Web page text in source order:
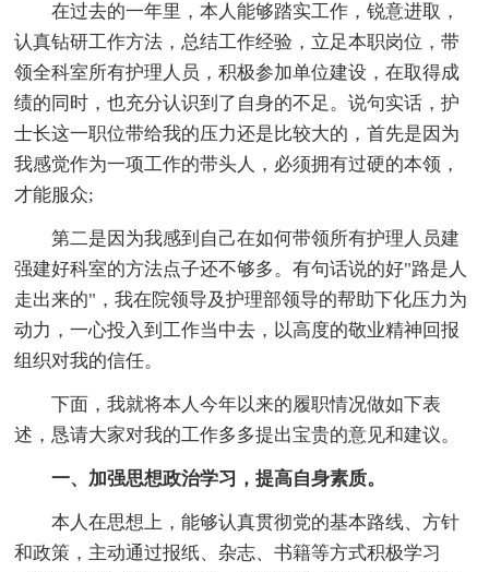
在过去的一年里，本人能够踏实工作，锐意进取，
认真钻研工作方法，总结工作经验，立足本职岗位，带
领全科室所有护理人员，积极参加单位建设，在取得成
绩的同时，也充分认识到了自身的不足。说句实话，护
士长这一职位带给我的压力还是比较大的，首先是因为
我感觉作为一项工作的带头人，必须拥有过硬的本领，
才能服众;
第二是因为我感到自己在如何带领所有护理人员建
强建好科室的方法点子还不够多。有句话说的好"路是人
走出来的"，我在院领导及护理部领导的帮助下化压力为
动力，一心投入到工作当中去，以高度的敬业精神回报
组织对我的信任。
下面，我就将本人今年以来的履职情况做如下表
述，恳请大家对我的工作多多提出宝贵的意见和建议。
一、加强思想政治学习，提高自身素质。
本人在思想上，能够认真贯彻党的基本路线、方针
和政策，主动通过报纸、杂志、书籍等方式积极学习